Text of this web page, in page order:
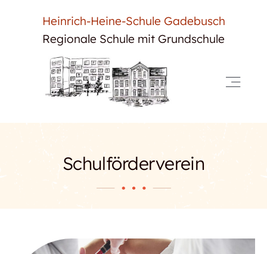
Heinrich-Heine-Schule Gadebusch
Regionale Schule mit Grundschule
Toggle
Für Eltern
Schulförderverein